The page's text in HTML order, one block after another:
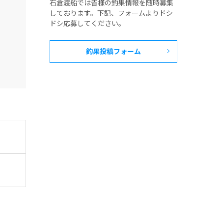
石倉渡船では皆様の釣果情報を随時募集
しております。下記、フォームよりドシ
ドシ応募してください。
釣果投稿フォーム